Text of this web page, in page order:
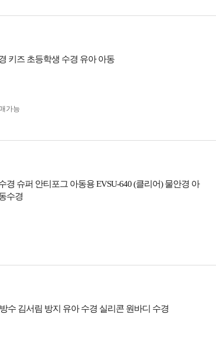
키즈 초등학생 수경 유아 아동
가능
경 슈퍼 안티포그 아동용 EVSU-640 (클리어) 물안경 아
수경
수 김서림 방지 유아 수경 실리콘 원바디 수경